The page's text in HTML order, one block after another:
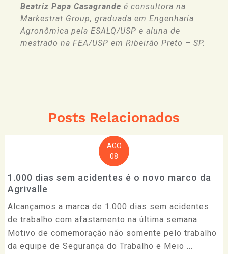
Beatriz Papa Casagrande é consultora na
Markestrat Group, graduada em Engenharia
Agronômica pela ESALQ/USP e aluna de
mestrado na FEA/USP em Ribeirão Preto – SP.
Posts Relacionados
AGO
08
1.000 dias sem acidentes é o novo marco da
Agrivalle
Alcançamos a marca de 1.000 dias sem acidentes
de trabalho com afastamento na última semana.
Motivo de comemoração não somente pelo trabalho
da equipe de Segurança do Trabalho e Meio ...